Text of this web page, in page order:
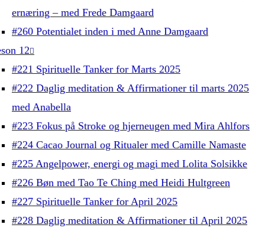
ernæring – med Frede Damgaard
#260 Potentialet inden i med Anne Damgaard
12
#221 Spirituelle Tanker for Marts 2025
#222 Daglig meditation & Affirmationer til marts 2025
med Anabella
#223 Fokus på Stroke og hjerneugen med Mira Ahlfors
#224 Cacao Journal og Ritualer med Camille Namaste
#225 Angelpower, energi og magi med Lolita Solsikke
#226 Bøn med Tao Te Ching med Heidi Hultgreen
#227 Spirituelle Tanker for April 2025
#228 Daglig meditation & Affirmationer til April 2025